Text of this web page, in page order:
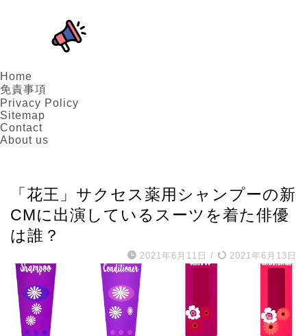
Home
免責事項
Privacy Policy
Sitemap
Contact
About us
「花王」サクセス薬用シャンプーの新
CMに出演しているスーツを着た俳優
は誰？
2021年6月11日 / 2021年6月13日